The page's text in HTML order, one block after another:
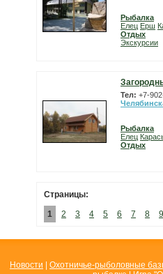
Рыбалка
Елец Ерш
Отдых
Экскурсии
Тел: +7-
Рыбалка
Елец
Отдых
Страницы:
1
2 3 4 5 6 7 8 9
Новости
Охотничье-рыболовные